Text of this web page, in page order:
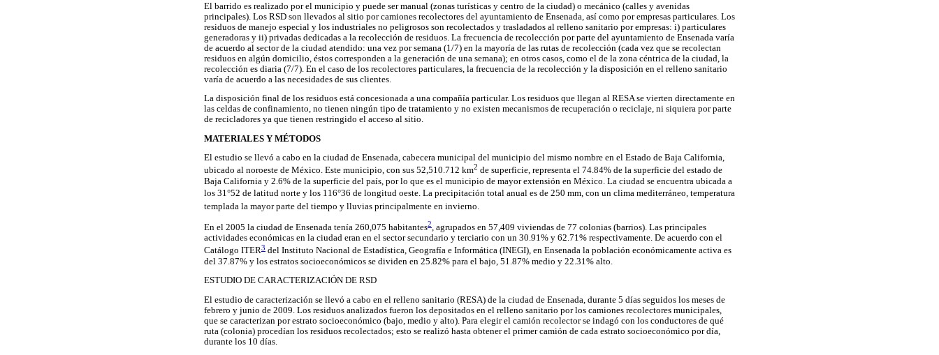
El barrido es realizado por el municipio y puede ser manual (zonas turísticas y centro de la ciudad) o mecánico (calles y avenidas
principales). Los RSD son llevados al sitio por camiones recolectores del ayuntamiento de Ensenada, así como por empresas particulares. Los
residuos de manejo especial y los industriales no peligrosos son recolectados y trasladados al relleno sanitario por empresas: i) particulares
generadoras y ii) privadas dedicadas a la recolección de residuos. La frecuencia de recolección por parte del ayuntamiento de Ensenada varía
de acuerdo al sector de la ciudad atendido: una vez por semana (1/7) en la mayoría de las rutas de recolección (cada vez que se recolectan
residuos en algún domicilio, éstos corresponden a la generación de una semana); en otros casos, como el de la zona céntrica de la ciudad, la
recolección es diaria (7/7). En el caso de los recolectores particulares, la frecuencia de la recolección y la disposición en el relleno sanitario
varía de acuerdo a las necesidades de sus clientes.
La disposición final de los residuos está concesionada a una compañía particular. Los residuos que llegan al RESA se vierten directamente en
las celdas de confinamiento, no tienen ningún tipo de tratamiento y no existen mecanismos de recuperación o reciclaje, ni siquiera por parte
de recicladores ya que tienen restringido el acceso al sitio.
MATERIALES Y MÉTODOS
El estudio se llevó a cabo en la ciudad de Ensenada, cabecera municipal del municipio del mismo nombre en el Estado de Baja California,
ubicado al noroeste de México. Este municipio, con sus 52,510.712 km2 de superficie, representa el 74.84% de la superficie del estado de
Baja California y 2.6% de la superficie del país, por lo que es el municipio de mayor extensión en México. La ciudad se encuentra ubicada a
los 31°52 de latitud norte y los 116°36 de longitud oeste. La precipitación total anual es de 250 mm, con un clima mediterráneo, temperatura
templada la mayor parte del tiempo y lluvias principalmente en invierno.
En el 2005 la ciudad de Ensenada tenía 260,075 habitantes2, agrupados en 57,409 viviendas de 77 colonias (barrios). Las principales
actividades económicas en la ciudad eran en el sector secundario y terciario con un 30.91% y 62.71% respectivamente. De acuerdo con el
Catálogo ITER3 del Instituto Nacional de Estadística, Geografía e Informática (INEGI), en Ensenada la población económicamente activa es
del 37.87% y los estratos socioeconómicos se dividen en 25.82% para el bajo, 51.87% medio y 22.31% alto.
ESTUDIO DE CARACTERIZACIÓN DE RSD
El estudio de caracterización se llevó a cabo en el relleno sanitario (RESA) de la ciudad de Ensenada, durante 5 días seguidos los meses de
febrero y junio de 2009. Los residuos analizados fueron los depositados en el relleno sanitario por los camiones recolectores municipales,
que se caracterizan por estrato socioeconómico (bajo, medio y alto). Para elegir el camión recolector se indagó con los conductores de qué
ruta (colonia) procedían los residuos recolectados; esto se realizó hasta obtener el primer camión de cada estrato socioeconómico por día,
durante los 10 días.